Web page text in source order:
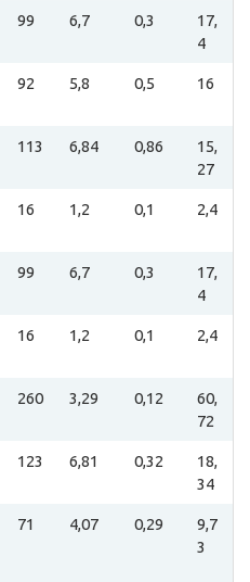
99 6,7 0,3
17,
4
92 5,8 0,5 16
113 6,84 0,86
15,
27
16 1,2 0,1 2,4
99 6,7 0,3
17,
4
16 1,2 0,1 2,4
260 3,29 0,12
60,
72
123 6,81 0,32
18,
34
71 4,07 0,29
9,7
3